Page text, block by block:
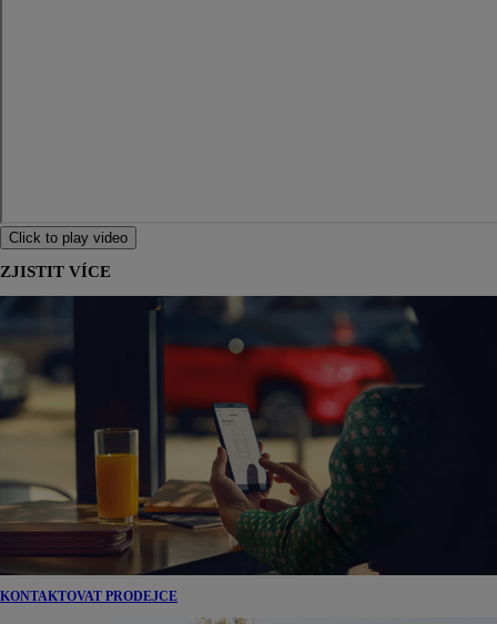
Click to play video
ZJISTIT VÍCE
KONTAKTOVAT PRODEJCE